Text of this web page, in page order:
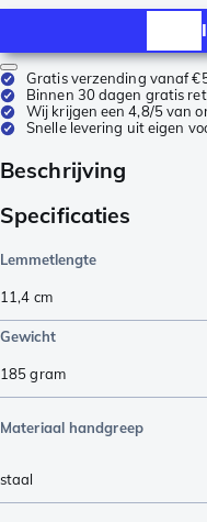
Gratis verzending vanaf
Binnen 30 dagen gratis
Wij krijgen een 4,8/5 van
Snelle levering uit eigen
Beschrijving
Specificaties
Lemmetlengte
11,4 cm
Gewicht
185gram
Materiaal handgreep
staal